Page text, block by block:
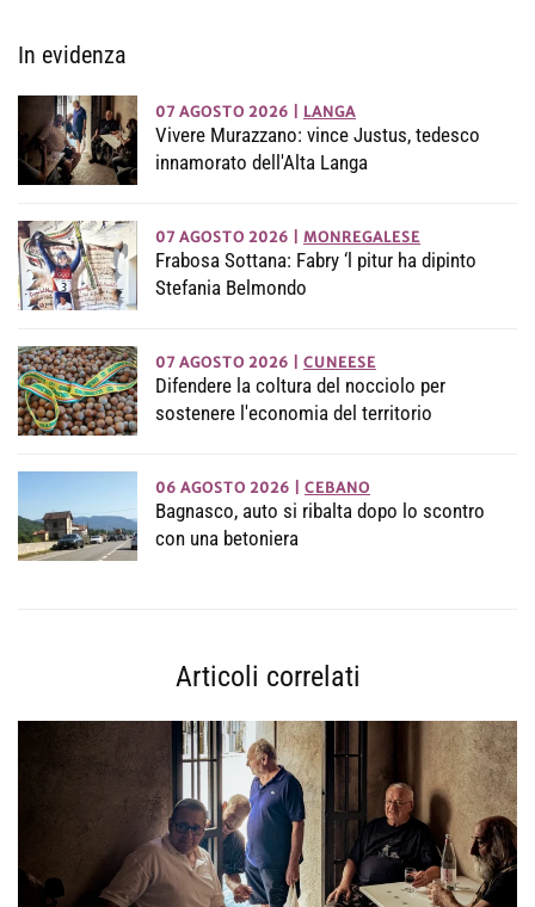
In evidenza
07 AGOSTO 2026 LANGA
Vivere Murazzano: vince Justus, tedesco
innamorato dell'Alta Langa
07 AGOSTO 2026 MONREGALESE
Frabosa Sottana: Fabry ‘l pitur ha dipinto
Stefania Belmondo
07 AGOSTO 2026 CUNEESE
Difendere la coltura del nocciolo per
sostenere l'economia del territorio
06 AGOSTO 2026 CEBANO
Bagnasco, auto si ribalta dopo lo scontro
con una betoniera
Articoli correlati